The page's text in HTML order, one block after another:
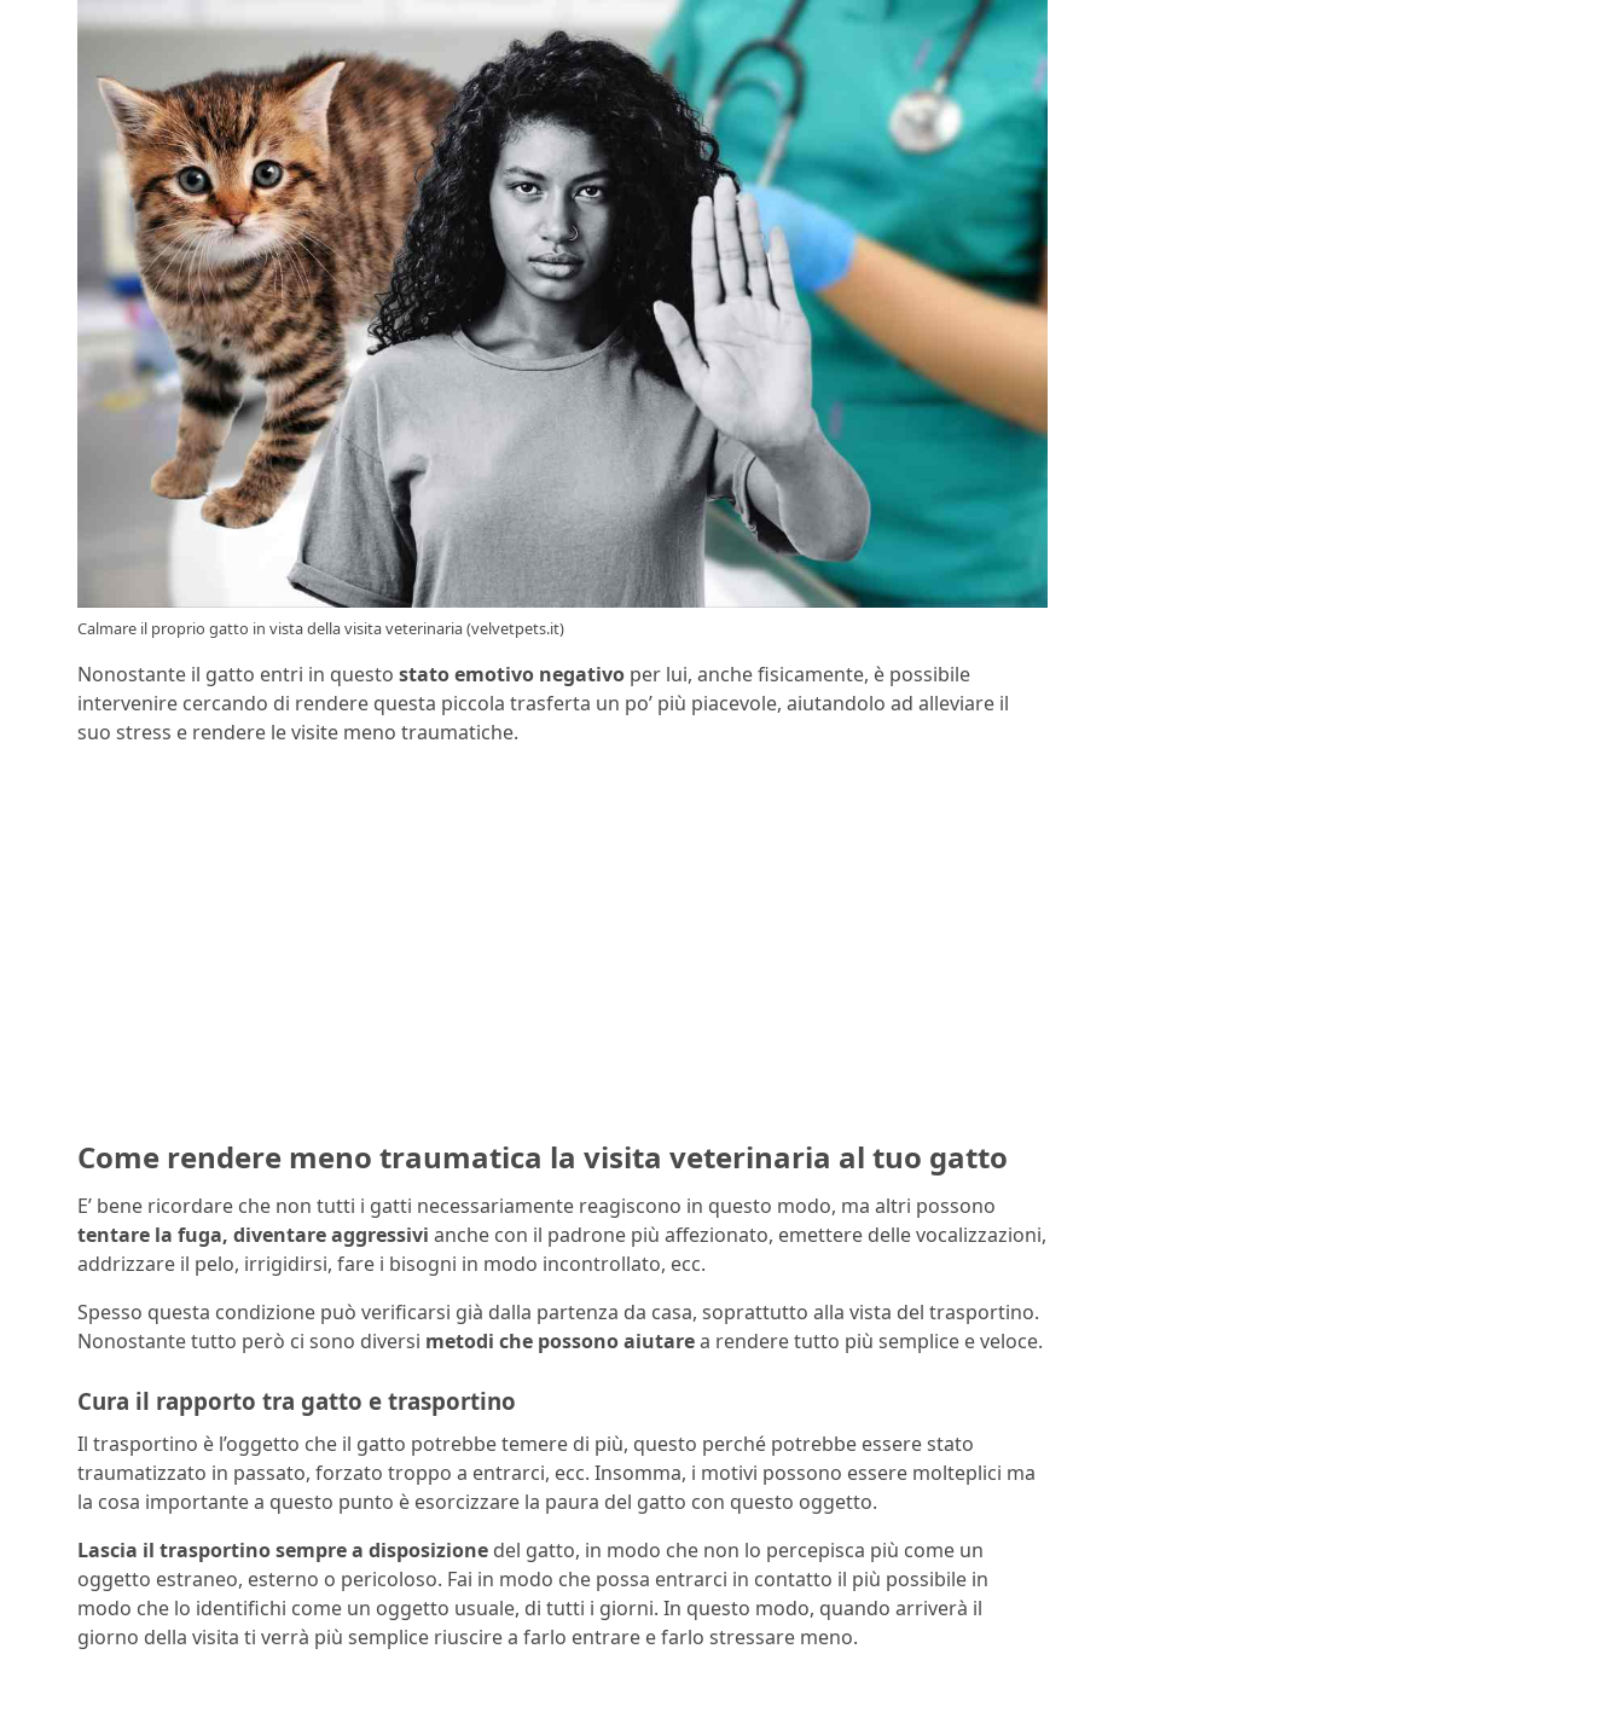
Calmare il proprio gatto in vista della visita veterinaria (velvetpets.it)
Nonostante il gatto entri in questo stato emotivo negativo per lui, anche fisicamente, è possibile
intervenire cercando di rendere questa piccola trasferta un po’ più piacevole, aiutandolo ad alleviare il
suo stress e rendere le visite meno traumatiche.
Come rendere meno traumatica la visita veterinaria al tuo gatto
E’ bene ricordare che non tutti i gatti necessariamente reagiscono in questo modo, ma altri possono
tentare la fuga, diventare aggressivi anche con il padrone più affezionato, emettere delle vocalizzazioni,
addrizzare il pelo, irrigidirsi, fare i bisogni in modo incontrollato, ecc.
Spesso questa condizione può verificarsi già dalla partenza da casa, soprattutto alla vista del trasportino.
Nonostante tutto però ci sono diversi metodi che possono aiutarea rendere tutto più semplice e veloce.
Cura il rapporto tra gatto e trasportino
Il trasportino è l’oggetto che il gatto potrebbe temere di più, questo perché potrebbe essere stato
traumatizzato in passato, forzato troppo a entrarci, ecc. Insomma, i motivi possono essere molteplici ma
la cosa importante a questo punto è esorcizzare la paura del gatto con questo oggetto.
Lascia il trasportino sempre a disposizione del gatto, in modo che non lo percepisca più come un
oggetto estraneo, esterno o pericoloso. Fai in modo che possa entrarci in contatto il più possibile in
modo che lo identifichi come un oggetto usuale, di tutti i giorni. In questo modo, quando arriverà il
giorno della visita ti verrà più semplice riuscire a farlo entrare e farlo stressare meno.